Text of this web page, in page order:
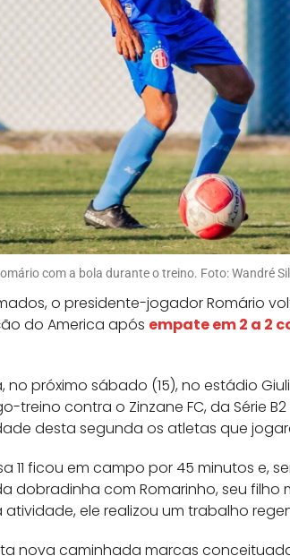
com a bola durante o treino. Foto: Wandré
o presidente-jogador Romário
do America após empate em 2 a 2
próximo sábado (15), no estádio
treino contra o Zinzane FC, da Série
desta segunda os atletas que
11 ficou em campo por 45 minutos e,
dobradinha com Romarinho, seu
ele realizou um trabalho
nova caminhada marcas